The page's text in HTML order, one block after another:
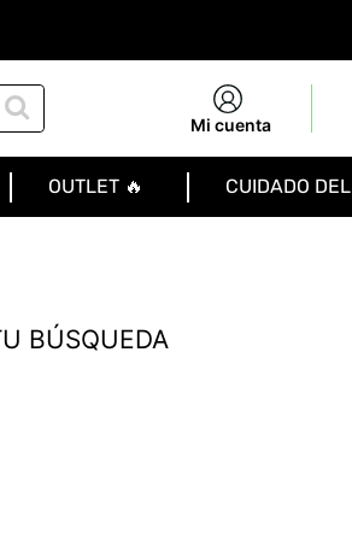
Mi cuenta
OUTLET 🔥 CUIDADO
BÚSQUEDA